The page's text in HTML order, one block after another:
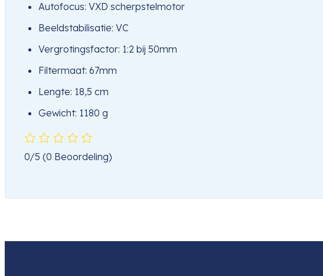
Autofocus: VXD scherpstelmotor
Beeldstabilisatie: VC
Vergrotingsfactor: 1:2 bij 50mm
Filtermaat: 67mm
Lengte: 18,5 cm
Gewicht: 1180 g
0/5 (0 Beoordeling)